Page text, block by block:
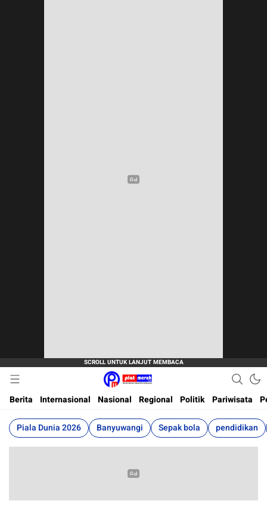
Plat Merah
Berita Terkini, Akurat, Terpercaya Dan Cepat
Berita
Internasional Nasional Regional Politik Pariwisata
Piala Dunia 2026 Banyuwangi Sepak bola pendidikan